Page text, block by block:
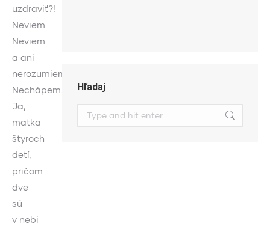
uzdraviť?!
Neviem.
Neviem
a ani
nerozumiem.
Nechápem.
Ja,
matka
štyroch
detí,
pričom
dve
sú
v nebi
Hľadaj
Search: